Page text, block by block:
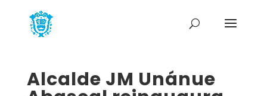
Alcalde JM Unánue